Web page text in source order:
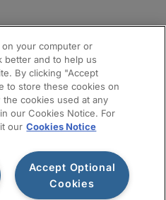
情報セキュリティ基本方針
your computer or
better and to help us
By clicking "Accept
to store these cookies on
cookies used at any
our Cookies Notice. For
our Cookies Notice
Accept Optional
Cookies